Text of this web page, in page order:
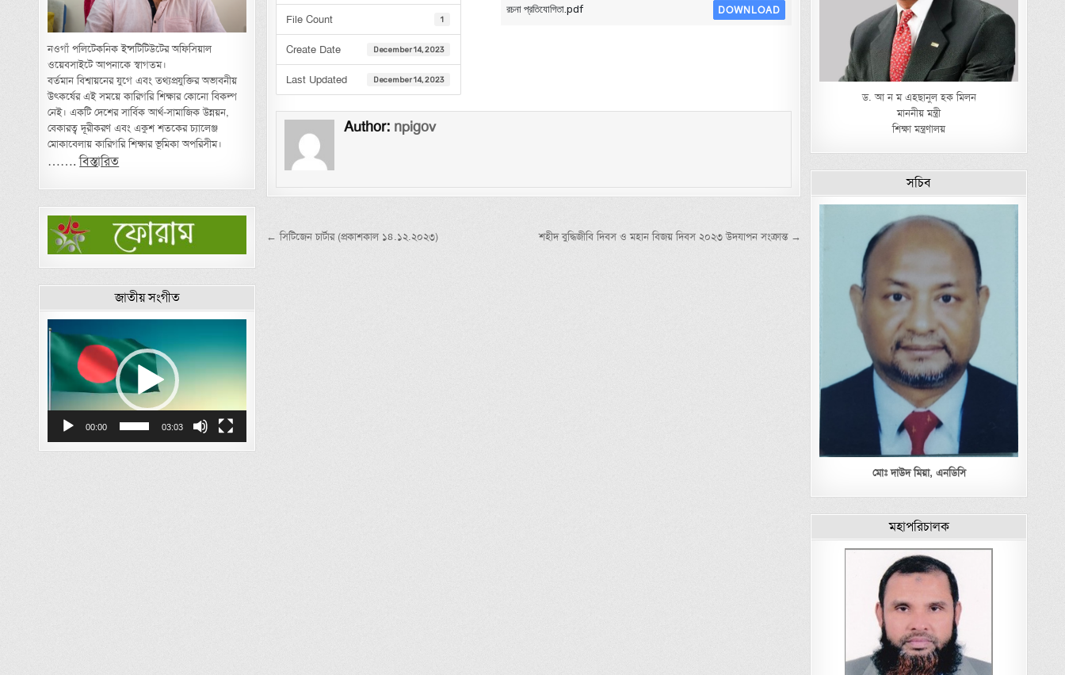
File Count 1
Create Date December 14, 2023
Last Updated December 14, 2023
রচনা প্রতিযোগিতা.pdf DOWNLOAD
Author: npigov
Post navigation শহীদ বুদ্ধিজীবি দিবস ও মহান বিজয় দিবস ২০২৩ উদযাপন সংক্রান্ত →
← সিটিজেন চার্টার (প্রকাশকাল ১৪.১২.২০২৩)
নওগাঁ পলিটেকনিক ইন্সটিটিউটের অফিসিয়াল
ওয়েবসাইটে আপনাকে স্বাগতম।
বর্তমান বিশ্বায়নের যুগে এবং তথ্যপ্রযুক্তির অভাবনীয়
উৎকর্ষের এই সময়ে কারিগরি শিক্ষার কোনো বিকল্প
নেই। একটি দেশের সার্বিক আর্থ-সামাজিক উন্নয়ন,
বেকারত্ব দূরীকরণ এবং একুশ শতকের চ্যালেঞ্জ
মোকাবেলায় কারিগরি শিক্ষার ভূমিকা অপরিসীম।
…….বিস্তারিত
জাতীয় সংগীত
Video
Player
00:00 03:03
ড. আ ন ম এহছানুল হক মিলন
মাননীয় মন্ত্রী
শিক্ষা মন্ত্রণালয়
সচিব
মোঃ দাউদ মিয়া, এনডিসি
মহাপরিচালক